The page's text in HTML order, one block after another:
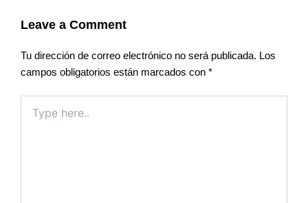
Leave a Comment
Tu dirección de correo electrónico no será publicada. Los
campos obligatorios están marcados con *
here..